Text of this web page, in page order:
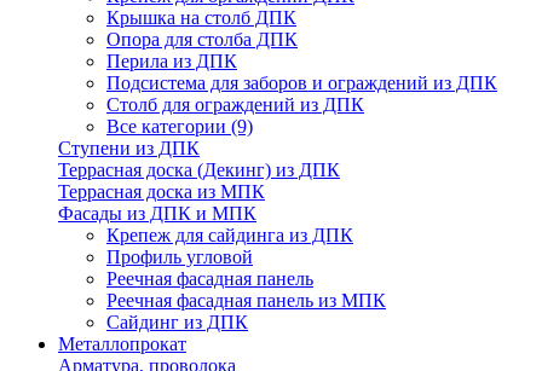
Крышка на столб ДПК
Опора для столба ДПК
Перила из ДПК
Подсистема для заборов и ограждений из ДПК
Столб для ограждений из ДПК
Все категории (9)
Ступени из ДПК
Террасная доска (Декинг) из ДПК
Террасная доска из МПК
Фасады из ДПК и МПК
Крепеж для сайдинга из ДПК
Профиль угловой
Реечная фасадная панель
Реечная фасадная панель из МПК
Сайдинг из ДПК
Металлопрокат
Арматура, проволока